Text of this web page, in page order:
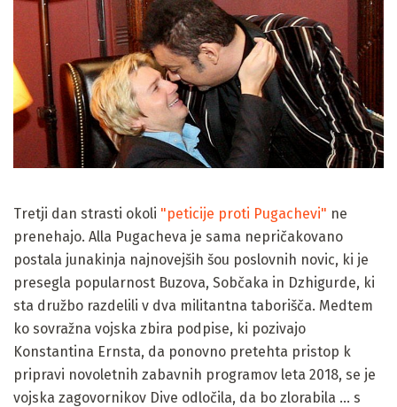
Tretji dan strasti okoli "peticije proti Pugachevi" ne
prenehajo. Alla Pugacheva je sama nepričakovano
postala junakinja najnovejših šou poslovnih novic, ki je
presegla popularnost Buzova, Sobčaka in Dzhigurde, ki
sta družbo razdelili v dva militantna taborišča. Medtem
ko sovražna vojska zbira podpise, ki pozivajo
Konstantina Ernsta, da ponovno pretehta pristop k
pripravi novoletnih zabavnih programov leta 2018, se je
vojska zagovornikov Dive odločila, da bo zlorabila ... s